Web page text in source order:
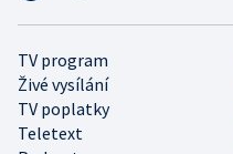
TV program
Živé vysílání
TV poplatky
Teletext